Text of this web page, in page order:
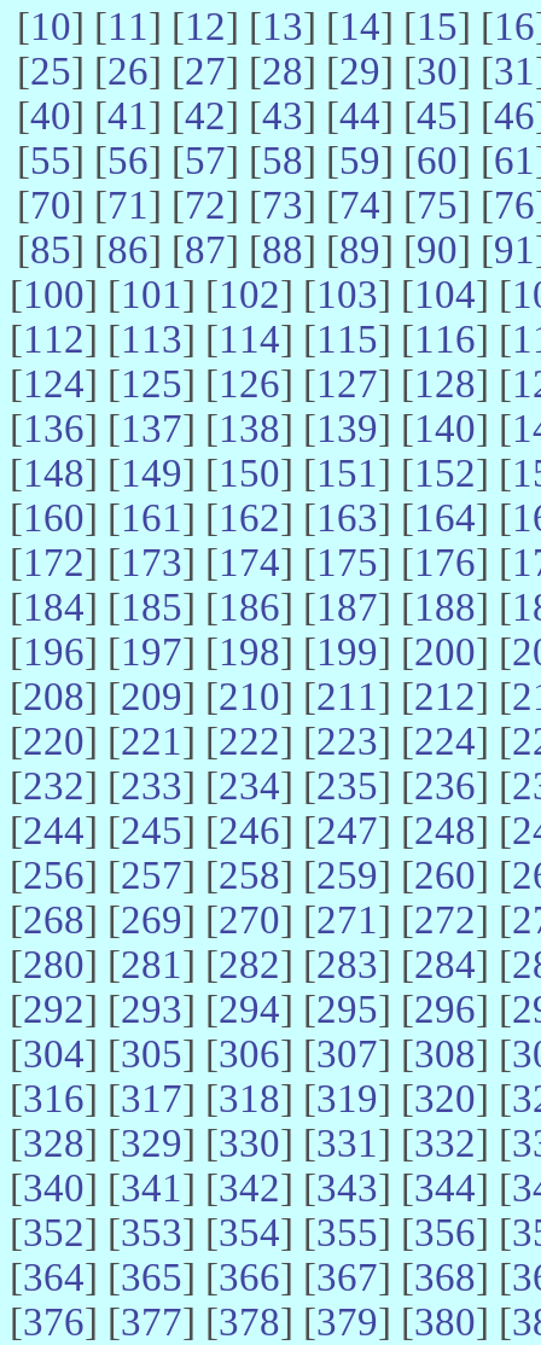
[10] [11] [12] [13] [14] [15] [16
[25] [26] [27] [28] [29] [30] [31
[40] [41] [42] [43] [44] [45] [46
[55] [56] [57] [58] [59] [60] [61
[70] [71] [72] [73] [74] [75] [76
[85] [86] [87] [88] [89] [90] [91
[100] [101] [102] [103] [104] [
[112] [113] [114] [115] [116] [
[124] [125] [126] [127] [128] [
[136] [137] [138] [139] [140] [
[148] [149] [150] [151] [152] [
[160] [161] [162] [163] [164] [
[172] [173] [174] [175] [176] [
[184] [185] [186] [187] [188] [
[196] [197] [198] [199] [200] [
[208] [209] [210] [211] [212] [
[220] [221] [222] [223] [224] [
[232] [233] [234] [235] [236] [
[244] [245] [246] [247] [248] [
[256] [257] [258] [259] [260] [
[268] [269] [270] [271] [272] [
[280] [281] [282] [283] [284] [
[292] [293] [294] [295] [296] [
[304] [305] [306] [307] [308] [
[316] [317] [318] [319] [320] [
[328] [329] [330] [331] [332] [
[340] [341] [342] [343] [344] [
[352] [353] [354] [355] [356] [
[364] [365] [366] [367] [368] [
[376] [377] [378] [379] [380] [